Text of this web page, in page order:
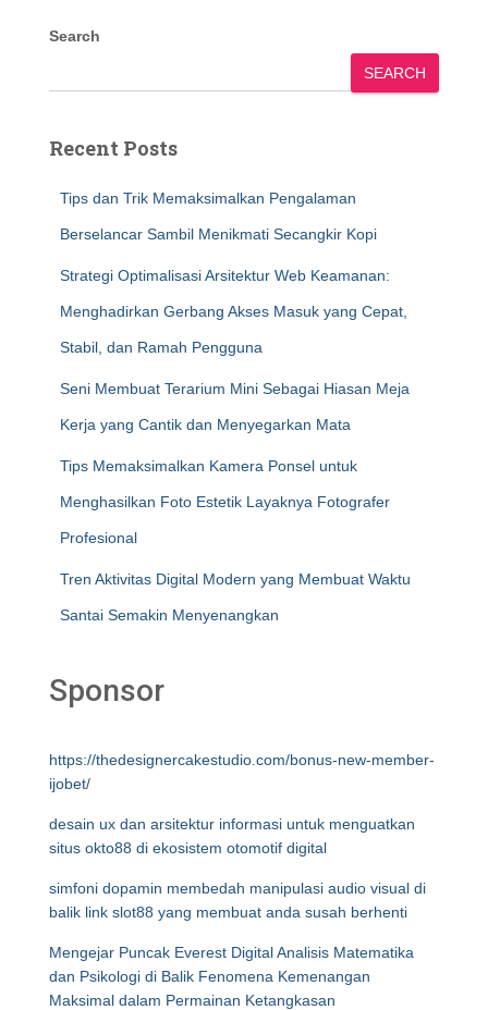
Search
SEARCH
Recent Posts
Tips dan Trik Memaksimalkan Pengalaman
Berselancar Sambil Menikmati Secangkir Kopi
Strategi Optimalisasi Arsitektur Web Keamanan:
Menghadirkan Gerbang Akses Masuk yang Cepat,
Stabil, dan Ramah Pengguna
Seni Membuat Terarium Mini Sebagai Hiasan Meja
Kerja yang Cantik dan Menyegarkan Mata
Tips Memaksimalkan Kamera Ponsel untuk
Menghasilkan Foto Estetik Layaknya Fotografer
Profesional
Tren Aktivitas Digital Modern yang Membuat Waktu
Santai Semakin Menyenangkan
Sponsor
https://thedesignercakestudio.com/bonus-new-member-
ijobet/
desain ux dan arsitektur informasi untuk menguatkan
situs okto88 di ekosistem otomotif digital
simfoni dopamin membedah manipulasi audio visual di
balik link slot88 yang membuat anda susah berhenti
Mengejar Puncak Everest Digital Analisis Matematika
dan Psikologi di Balik Fenomena Kemenangan
Maksimal dalam Permainan Ketangkasan